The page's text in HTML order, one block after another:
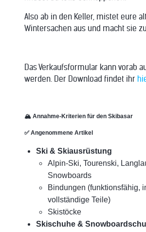
Also ab in den Keller, mistet eure
Wintersachen aus und macht sie
Das Verkaufsformular kann vorab
werden. Der Download findet ihr
🏔 ️ Annahme-Kriterien für den Skibasar
✅Angenommene Artikel
Ski & Skiausrüstung
Alpin-Ski, Tourenski,
Snowboards
Bindungen (funktionsfähig,
vollständige Teile)
Skistöcke
Skischuhe &